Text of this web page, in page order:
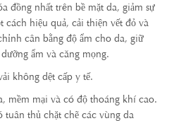
đồng nhất trên bề mặt da, giảm sự
cách hiệu quả, cải thiện vết đỏ và
cân bằng độ ẩm cho da, giữ
ẩm và căng mọng.
không dệt cấp y tế.
mềm mại và có độ thoáng khí cao.
thủ chặt chẽ các vùng da